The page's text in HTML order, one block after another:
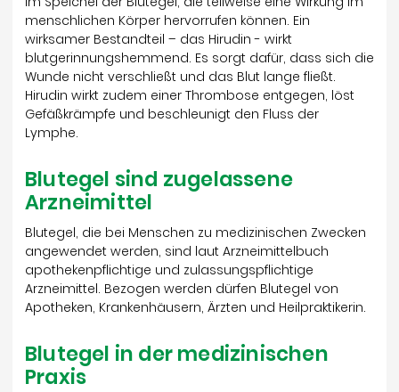
menschlichen Körper hervorrufen können. Ein
wirksamer Bestandteil – das Hirudin - wirkt
blutgerinnungshemmend. Es sorgt dafür, dass sich die
Wunde nicht verschließt und das Blut lange fließt.
Hirudin wirkt zudem einer Thrombose entgegen, löst
Gefäßkrämpfe und beschleunigt den Fluss der
Lymphe.
Blutegel sind zugelassene
Arzneimittel
Blutegel, die bei Menschen zu medizinischen Zwecken
angewendet werden, sind laut Arzneimittelbuch
apothekenpflichtige und zulassungspflichtige
Arzneimittel. Bezogen werden dürfen Blutegel von
Apotheken, Krankenhäusern, Ärzten und Heilpraktikerin.
Blutegel in der medizinischen
Praxis